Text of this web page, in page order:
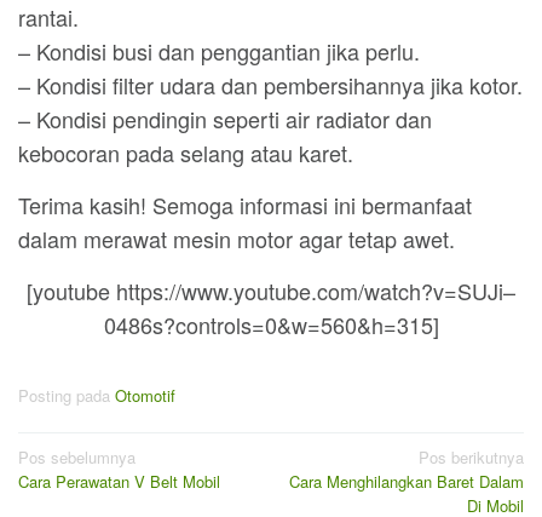
rantai.
– Kondisi busi dan penggantian jika perlu.
– Kondisi filter udara dan pembersihannya jika kotor.
– Kondisi pendingin seperti air radiator dan
kebocoran pada selang atau karet.
Terima kasih! Semoga informasi ini bermanfaat
dalam merawat mesin motor agar tetap awet.
[youtube https://www.youtube.com/watch?v=SUJi–
0486s?controls=0&w=560&h=315]
Posting pada Otomotif
Navigasi
pos
Pos sebelumnya
Cara Perawatan V Belt Mobil
Pos berikutnya
Cara Menghilangkan Baret Dalam
Di Mobil